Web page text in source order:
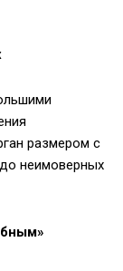
размером с
до неимоверных